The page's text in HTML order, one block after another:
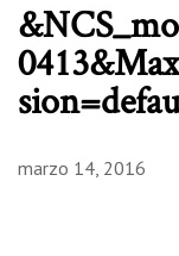
marzo 14, 2016